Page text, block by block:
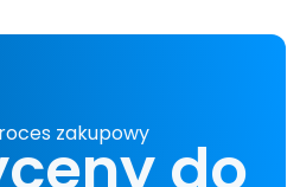
zakupowy do